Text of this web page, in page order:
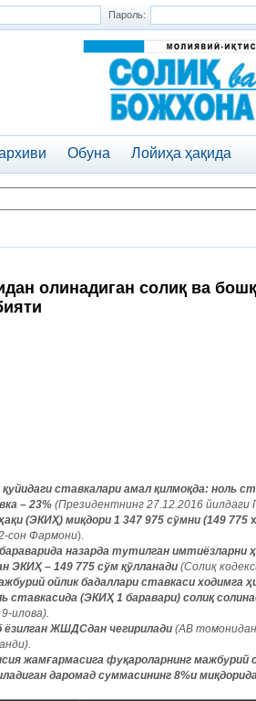
Пароль:
Обуна Лойиҳа ҳақида
олинадиган солиқ ва
ставкалари амал қилмоқда: ноль
– 23% (Президентнинг 27.12.2016 йилдаги
(ЭКИҲ) миқдори 1 347 975 сўмни (149 775 х
сон Фармони).
назарда тутилган имтиёзларни
ЭКИҲ – 149 775 сўм қўлланади (Солиқ
ойлик бадаллари ставкаси ходимга
ставкасида (ЭКИҲ 1 баравари) солиқ
илова).
ЖШДСдан чегирилади (АВ
жамғармасига фуқароларнинг мажбурий
даромад суммасининг 8%и